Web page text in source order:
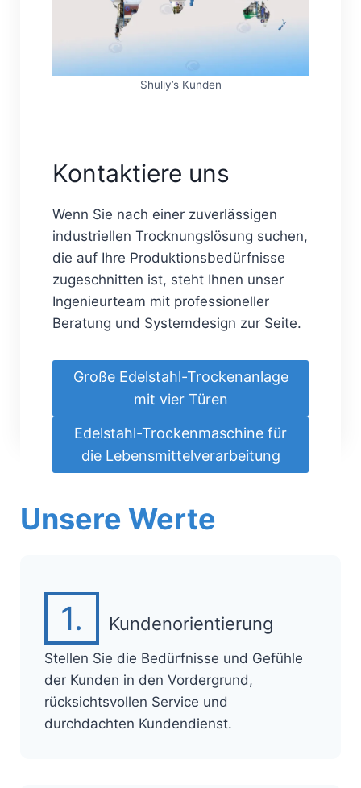
Shuliy’s Kunden
Kontaktiere uns
Wenn Sie nach einer zuverlässigen
industriellen Trocknungslösung suchen,
die auf Ihre Produktionsbedürfnisse
zugeschnitten ist, steht Ihnen unser
Ingenieurteam mit professioneller
Beratung und Systemdesign zur Seite.
Große Edelstahl-Trockenanlage
mit vier Türen
Edelstahl-Trockenmaschine für
die Lebensmittelverarbeitung
Unsere Werte
1. Kundenorientierung
Stellen Sie die Bedürfnisse und Gefühle
der Kunden in den Vordergrund,
rücksichtsvollen Service und
durchdachten Kundendienst.